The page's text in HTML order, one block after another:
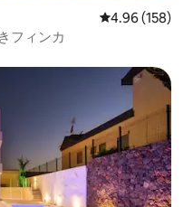
レビュー158
4.96 (158)
フィンカ